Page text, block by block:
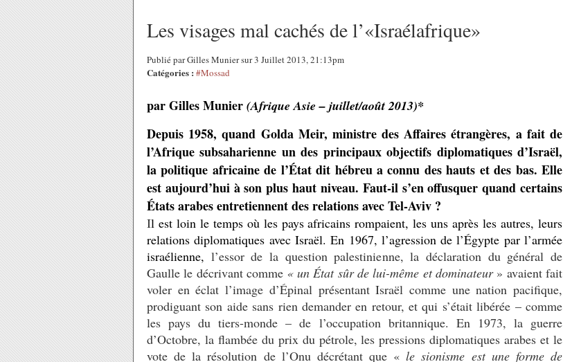
Les visages mal cachés de l’«Israélafrique»
Publié par Gilles Munier sur 3 Juillet 2013, 21:13pm
Catégories : #Mossad
par Gilles Munier (Afrique Asie – juillet/août 2013)*
Depuis 1958, quand Golda Meir, ministre des Affaires étrangères, a fait de
l’Afrique subsaharienne un des principaux objectifs diplomatiques d’Israël,
la politique africaine de l’État dit hébreu a connu des hauts et des bas. Elle
est aujourd’hui à son plus haut niveau. Faut-il s’en offusquer quand certains
États arabes entretiennent des relations avec Tel-Aviv ?
Il est loin le temps où les pays africains rompaient, les uns après les autres, leurs
relations diplomatiques avec Israël. En 1967, l’agression de l’Égypte par l’armée
israélienne, l’essor de la question palestinienne, la déclaration du général de
Gaulle le décrivant comme « un État sûr de lui-même et dominateur» avaient fait
voler en éclat l’image d’Épinal présentant Israël comme une nation pacifique,
prodiguant son aide sans rien demander en retour, et qui s’était libérée – comme
les pays du tiers-monde – de l’occupation britannique. En 1973, la guerre
d’Octobre, la flambée du prix du pétrole, les pressions diplomatiques arabes et le
vote de la résolution de l’Onu décrétant que «le sionisme est une forme de